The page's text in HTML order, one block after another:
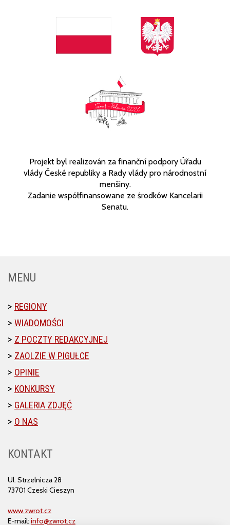
Projekt byl realizován za finanční podpory Úřadu
vlády České republiky a Rady vlády pro národnostní
menšiny.
Zadanie współfinansowane ze środków Kancelarii
Senatu.
MENU
REGIONY
WIADOMOŚCI
Z POCZTY REDAKCYJNEJ
ZAOLZIE W PIGUŁCE
OPINIE
KONKURSY
GALERIA ZDJĘĆ
O NAS
KONTAKT
Ul. Strzelnicza 28
73701 Czeski Cieszyn
www.zwrot.cz
E-mail: info@zwrot.cz